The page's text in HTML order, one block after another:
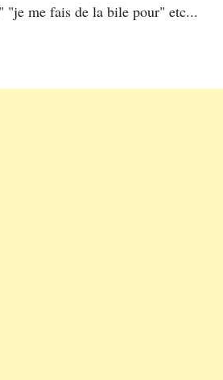
window
"je me fais de la bile pour" etc...